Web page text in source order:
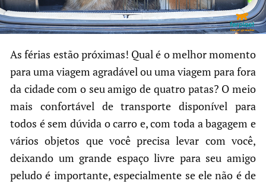
As férias estão próximas! Qual é o melhor momento
para uma viagem agradável ou uma viagem para fora
da cidade com o seu amigo de quatro patas? O meio
mais confortável de transporte disponível para
todos é sem dúvida o carro e, com toda a bagagem e
vários objetos que você precisa levar com você,
deixando um grande espaço livre para seu amigo
peludo é importante, especialmente se ele não é de